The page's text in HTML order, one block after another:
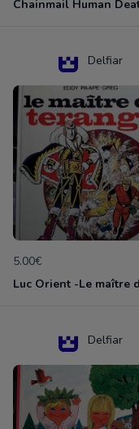
Delfiar
5.00€
Delfiar